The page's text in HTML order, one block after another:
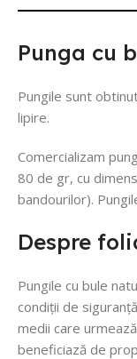
Punga cu
Pungile sunt
lipire.
Comercializam
80 de gr, cu
bandourilor).
Despre
Pungile cu bule
condiții de
medii care
beneficiază de